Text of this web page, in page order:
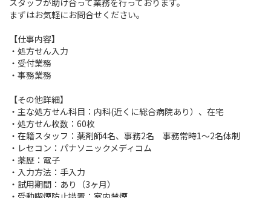
まずはお気軽にお問合せください。
【仕事内容】
・処方せん入力
・受付業務
・事務業務
【その他詳細】
・主な処方せん科目：内科(近くに総合病院あり）、在宅
・処方せん枚数：60枚
・在籍スタッフ：薬剤師4名、事務2名 事務常時1～2名体制
・レセコン：パナソニックメディコム
・薬歴：電子
・入力方法：手入力
・試用期間：あり（3ヶ月）